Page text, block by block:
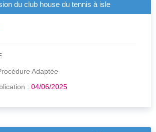
du club house du tennis à isle
Adaptée
: 04/06/2025